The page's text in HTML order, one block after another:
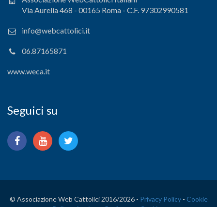
Via Aurelia 468 - 00165 Roma - C.F. 97302990581
info@webcattolici.it
06.87165871
www.weca.it
Seguici su
© Associazione Web Cattolici 2016/2026 - Privacy Policy- Cookie